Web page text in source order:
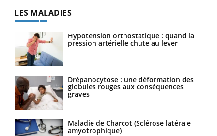
LES MALADIES
Hypotension orthostatique : quand la
pression artérielle chute au lever
Drépanocytose : une déformation des
globules rouges aux conséquences
graves
Maladie de Charcot (Sclérose latérale
amyotrophique)